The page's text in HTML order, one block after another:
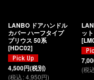
LANBO ドアハンドル
カバー ハーフタイプ
プリウス 50系
[HDC02]
4,500円(税別)
(税込:4,950円)
ッ
[
(税